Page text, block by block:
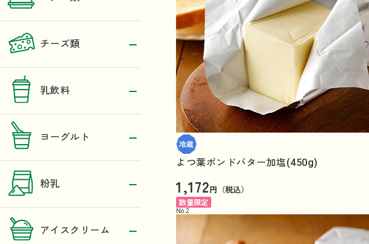
チーズ類
乳飲料
ヨーグルト
粉乳
アイスクリーム
よつ葉ポンドバター加塩(450g)
1,172円（税込）
数量限定
No.2